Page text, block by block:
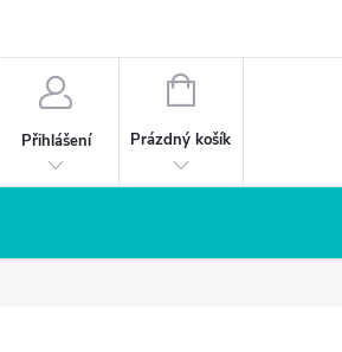
Přihlášení
NÁKUPNÍ
Prázdný košík